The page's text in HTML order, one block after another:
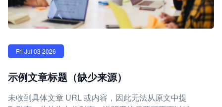
Fri Jul 03 2026
示例文章标题（缺少来源）
未收到具体文章 URL 或内容，因此无法从原文中提